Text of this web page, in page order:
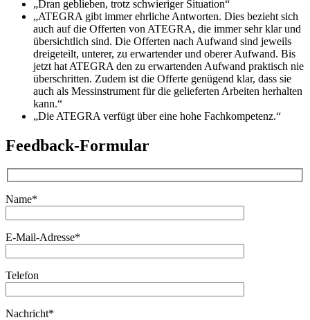
„Dran geblieben, trotz schwieriger Situation“
„ATEGRA gibt immer ehrliche Antworten. Dies bezieht sich
auch auf die Offerten von ATEGRA, die immer sehr klar und
übersichtlich sind. Die Offerten nach Aufwand sind jeweils
dreigeteilt, unterer, zu erwartender und oberer Aufwand. Bis
jetzt hat ATEGRA den zu erwartenden Aufwand praktisch nie
überschritten. Zudem ist die Offerte genügend klar, dass sie
auch als Messinstrument für die gelieferten Arbeiten herhalten
kann.“
„Die ATEGRA verfügt über eine hohe Fachkompetenz.“
Feedback-Formular
Name*
E-Mail-Adresse*
Telefon
Nachricht*